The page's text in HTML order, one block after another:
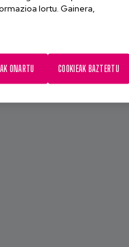
lortu. Gainera,
COOKIEAK BAZTERTU
ONARTU